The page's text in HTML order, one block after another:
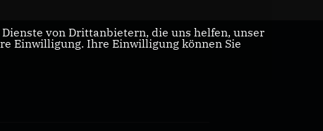
von Drittanbietern, die uns helfen, unser
Einwilligung. Ihre Einwilligung können Sie